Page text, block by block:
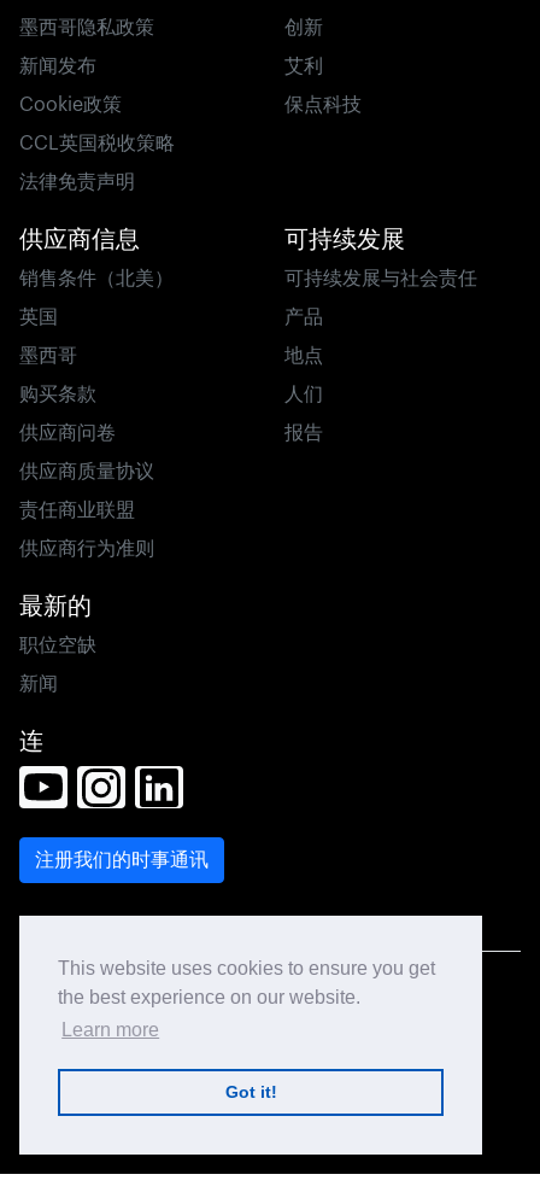
This website uses cookies to ensure you get
the best experience on our website.
Learn more
Got it!
墨西哥隐私政策
新闻发布
Cookie政策
CCL英国税收策略
法律免责声明
创新
艾利
保点科技
供应商信息
销售条件（北美）
英国
墨西哥
购买条款
供应商问卷
供应商质量协议
责任商业联盟
供应商行为准则
可持续发展
可持续发展与社会责任
产品
地点
人们
报告
最新的
职位空缺
新闻
连
© 2026 丝艾科技版权所有
网站地图